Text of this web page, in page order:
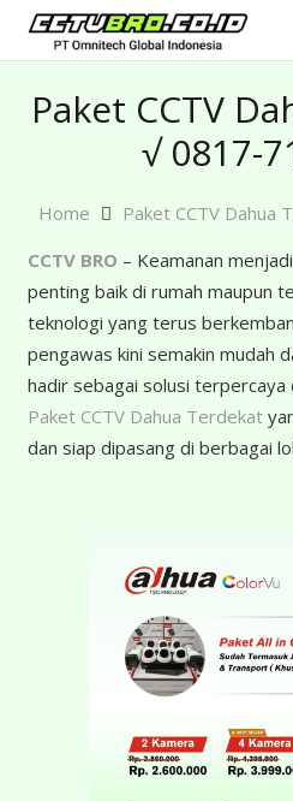
Paket CCTV
√ 0817-
Home
Paket CCTV
CCTV BRO – Keamanan
penting baik di rumah maupun
teknologi yang terus
pengawas kini semakin mudah
hadir sebagai solusi terpercaya
Paket CCTV Dahua Terdekat
dan siap dipasang di berbagai